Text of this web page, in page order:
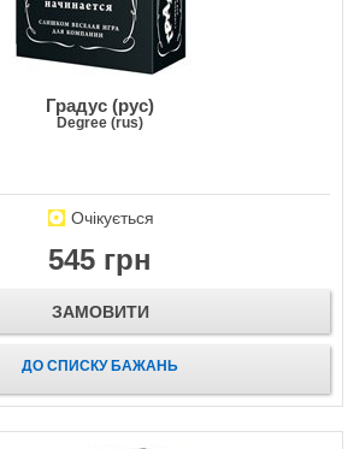
Градус (рус)
Degree (rus)
Очікується
545 грн
ЗАМОВИТИ
ДО СПИСКУ БАЖАНЬ